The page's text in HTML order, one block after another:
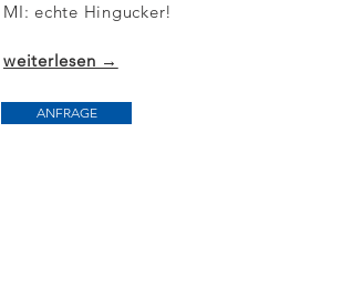
weiterlesen →
ANFRAGE
MI: echte Hingucker!